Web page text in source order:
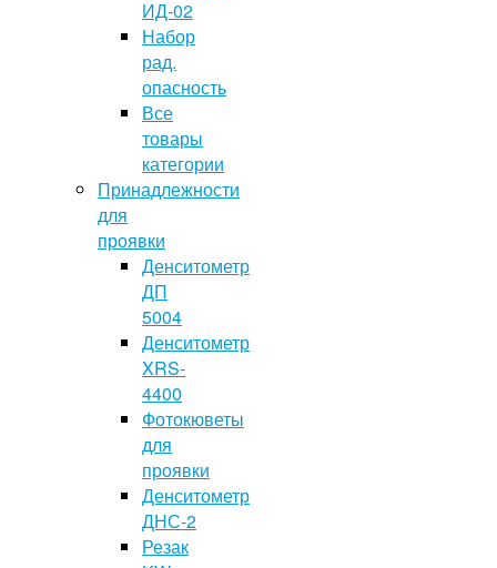
ИД-02
Набор
рад.
опасность
Все
товары
категории
Принадлежности
для
проявки
Денситометр
ДП
5004
Денситометр
XRS-
4400
Фотокюветы
для
проявки
Денситометр
ДНС-2
Резак